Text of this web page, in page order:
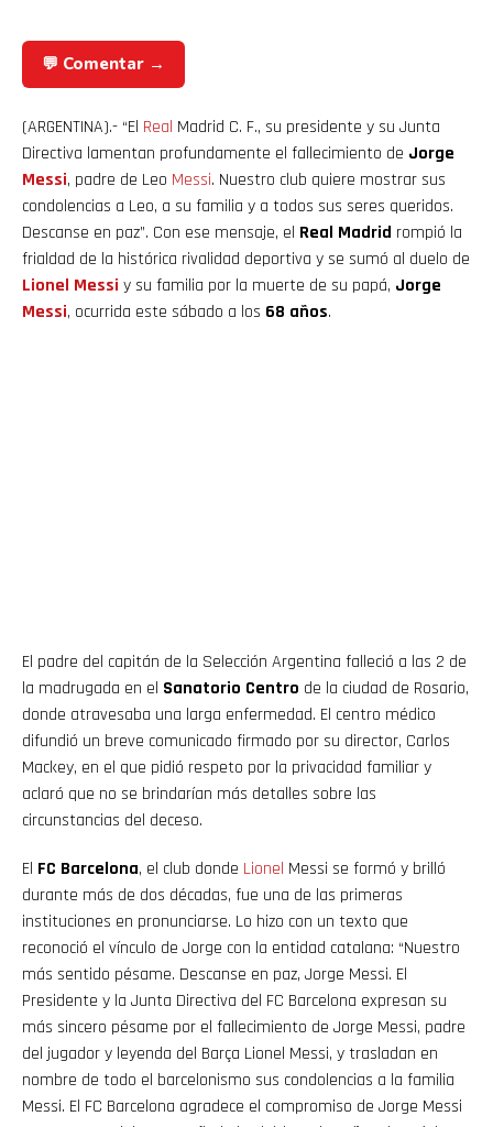
💬 Comentar →
(ARGENTINA).- “El Real Madrid C. F., su presidente y su Junta
Directiva lamentan profundamente el fallecimiento de Jorge
Messi, padre de Leo Messi. Nuestro club quiere mostrar sus
condolencias a Leo, a su familia y a todos sus seres queridos.
Descanse en paz”. Con ese mensaje, el Real Madrid rompió la
frialdad de la histórica rivalidad deportiva y se sumó al duelo de
Lionel Messi y su familia por la muerte de su papá, Jorge
Messi, ocurrida este sábado a los 68 años.
El padre del capitán de la Selección Argentina falleció a las 2 de
la madrugada en el Sanatorio Centro de la ciudad de Rosario,
donde atravesaba una larga enfermedad. El centro médico
difundió un breve comunicado firmado por su director, Carlos
Mackey, en el que pidió respeto por la privacidad familiar y
aclaró que no se brindarían más detalles sobre las
circunstancias del deceso.
El FC Barcelona, el club donde Lionel Messi se formó y brilló
durante más de dos décadas, fue una de las primeras
instituciones en pronunciarse. Lo hizo con un texto que
reconoció el vínculo de Jorge con la entidad catalana: “Nuestro
más sentido pésame. Descanse en paz, Jorge Messi. El
Presidente y la Junta Directiva del FC Barcelona expresan su
más sincero pésame por el fallecimiento de Jorge Messi, padre
del jugador y leyenda del Barça Lionel Messi, y trasladan en
nombre de todo el barcelonismo sus condolencias a la familia
Messi. El FC Barcelona agradece el compromiso de Jorge Messi